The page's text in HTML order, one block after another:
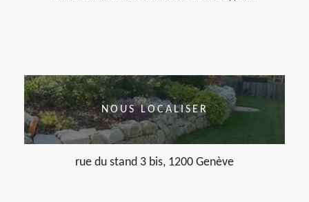
NOUS LOCALISER
rue du stand 3 bis, 1200 Genève